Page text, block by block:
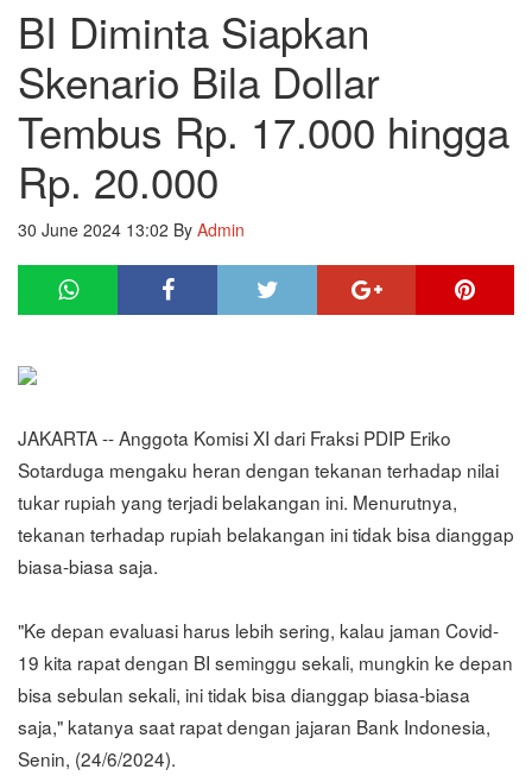
BI Diminta Siapkan
Skenario Bila Dollar
Tembus Rp. 17.000 hingga
Rp. 20.000
30 June 2024 13:02 By Admin
JAKARTA -- Anggota Komisi XI dari Fraksi PDIP Eriko
Sotarduga mengaku heran dengan tekanan terhadap nilai
tukar rupiah yang terjadi belakangan ini. Menurutnya,
tekanan terhadap rupiah belakangan ini tidak bisa dianggap
biasa-biasa saja.
"Ke depan evaluasi harus lebih sering, kalau jaman Covid-
19 kita rapat dengan BI seminggu sekali, mungkin ke depan
bisa sebulan sekali, ini tidak bisa dianggap biasa-biasa
saja," katanya saat rapat dengan jajaran Bank Indonesia,
Senin, (24/6/2024).